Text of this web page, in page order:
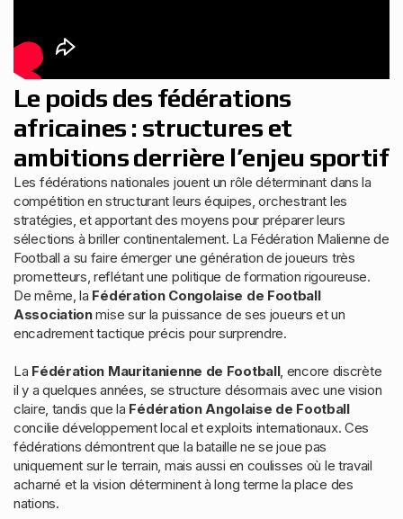
Le poids des fédérations
africaines : structures et
ambitions derrière l’enjeu sportif
Les fédérations nationales jouent un rôle déterminant dans la
compétition en structurant leurs équipes, orchestrant les
stratégies, et apportant des moyens pour préparer leurs
sélections à briller continentalement. La Fédération Malienne de
Football a su faire émerger une génération de joueurs très
prometteurs, reflétant une politique de formation rigoureuse.
De même, la Fédération Congolaise de Football
Associationmise sur la puissance de ses joueurs et un
encadrement tactique précis pour surprendre.
La Fédération Mauritanienne de Football, encore discrète
il y a quelques années, se structure désormais avec une vision
claire, tandis que la Fédération Angolaise de Football
concilie développement local et exploits internationaux. Ces
fédérations démontrent que la bataille ne se joue pas
uniquement sur le terrain, mais aussi en coulisses où le travail
acharné et la vision déterminent à long terme la place des
nations.